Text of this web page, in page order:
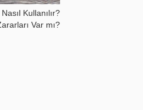
Kullanılır?
Var mı?